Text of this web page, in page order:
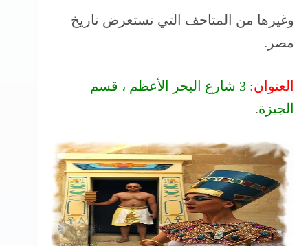
وغيرها من المتاحف التي تستعرض تاريخ
مصر.
العنوان:
3 شارع البحر الأعظم ، قسم
الجيزة.